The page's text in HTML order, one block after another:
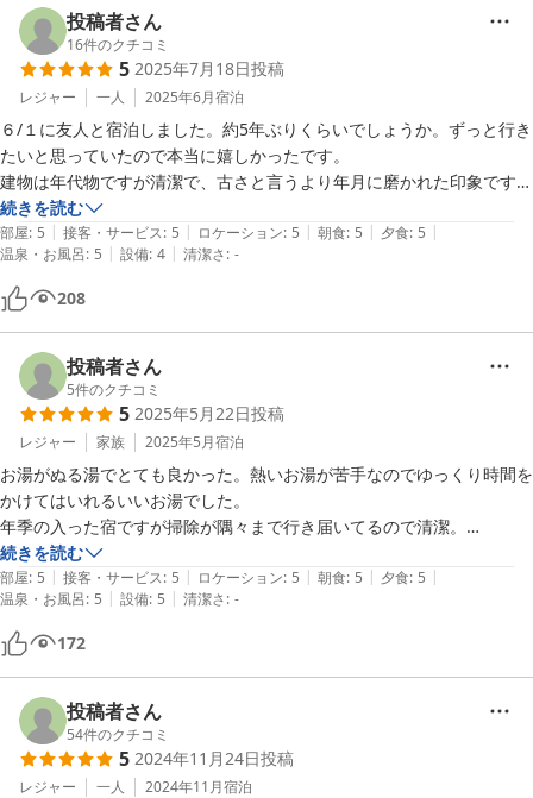
投稿者さん
16件のクチコミ
5 2025年7月18日投稿
レジャー 一人 2025年6月宿泊
６/１に友人と宿泊しました。約5年ぶりくらいでしょうか。ずっと行き
たいと思っていたので本当に嬉しかったです。
建物は年代物ですが清潔で、古さと言うより年月に磨かれた印象です。
食事も本当に美味しかったです！
そして温泉の豊富なお湯は贅沢に湯船から溢れていて、柔らかな温湯で
した。ゆったり1時間以上は浸かったおかげか夜は久々に熟睡できまし
た。良いお湯と美味しい食事、ゆっくりした時間に癒やされました。
またぜひ伺いたいです。
続きを読む
部屋: 5 | 接客・サービス: 5 | ロケーション: 5 | 朝食: 5 | 夕食: 5 |
温泉・お風呂: 5 | 設備: 4 | 清潔さ: -
208
投稿者さん
5件のクチコミ
5 2025年5月22日投稿
レジャー 家族 2025年5月宿泊
お湯がぬる湯でとても良かった。熱いお湯が苦手なのでゆっくり時間を
かけてはいれるいいお湯でした。
年季の入った宿ですが掃除が隅々まで行き届いてるので清潔。
朝夕のご飯も美味しい、そしておかみさんの接客が素敵でした。
続きを読む
部屋: 5 | 接客・サービス: 5 | ロケーション: 5 | 朝食: 5 | 夕食: 5 |
温泉・お風呂: 5 | 設備: 5 | 清潔さ: -
172
投稿者さん
54件のクチコミ
5 2024年11月24日投稿
レジャー 一人 2024年11月宿泊